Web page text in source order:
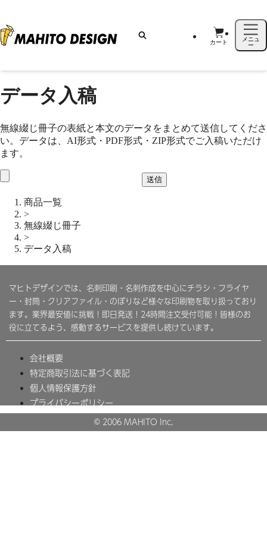
カート
メニュ
ー
データ入稿
無線綴じ冊子の表紙と本文のデータをまとめて送信してくださ
い。データは、AI形式・PDF形式・ZIP形式でご入稿いただけ
ます。
送信
商品一覧
>
無線綴じ冊子
>
データ入稿
マヒトデザインでは、名刺印刷・名刺作成を中心にチラシ・フライヤ
ー・封筒・クリアファイル・のぼりなど様々な印刷物を取り扱っており
ます。業界最安値に挑戦！即日発送！24時間注文受付可能！皆様のお
役に立てるよう、感動するサービスを提供し続けています。
会社概要
特定商取引法に基づく表記
個人情報保護方針
プライバシーポリシー
© 2006 MAHITO Inc.